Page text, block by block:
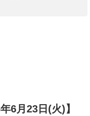
6月23日(火)】